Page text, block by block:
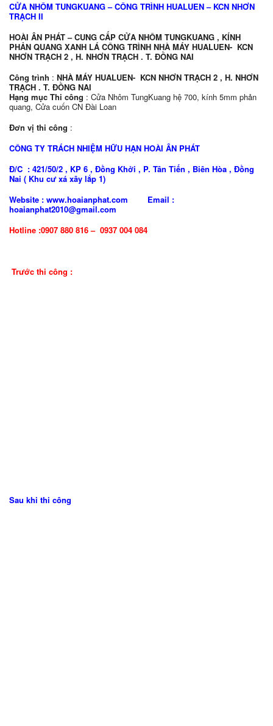
CỬA NHÔM TUNGKUANG – CÔNG TRÌNH HUALUEN – KCN NHƠN
TRẠCH II
HOÀI ÂN PHÁT – CUNG CẤP CỬA NHÔM TUNGKUANG , KÍNH
PHẢN QUANG XANH LÁ CÔNG TRÌNH NHÀ MÁY HUALUEN- KCN
NHƠN TRẠCH 2 , H. NHƠN TRẠCH . T. ĐỒNG NAI
Công trình : NHÀ MÁY HUALUEN- KCN NHƠN TRẠCH 2 , H. NHƠN
TRẠCH . T. ĐỒNG NAI
Hạng mục Thi công : Cửa Nhôm TungKuang hệ 700, kính 5mm phản
quang, Cửa cuốn CN Đài Loan
Đơn vị thi công :
CÔNG TY TRÁCH NHIỆM HỮU HẠN HOÀI ÂN PHÁT
Đ/C : 421/50/2 , KP 6 , Đồng Khởi , P. Tân Tiến , Biên Hòa , Đồng
Nai ( Khu cư xá xây lắp 1)
Website : www.hoaianphat.com Email :
hoaianphat2010@gmail.com
Hotline :0907 880 816 – 0937 004 084
Trước thi công :
Sau khi thi công